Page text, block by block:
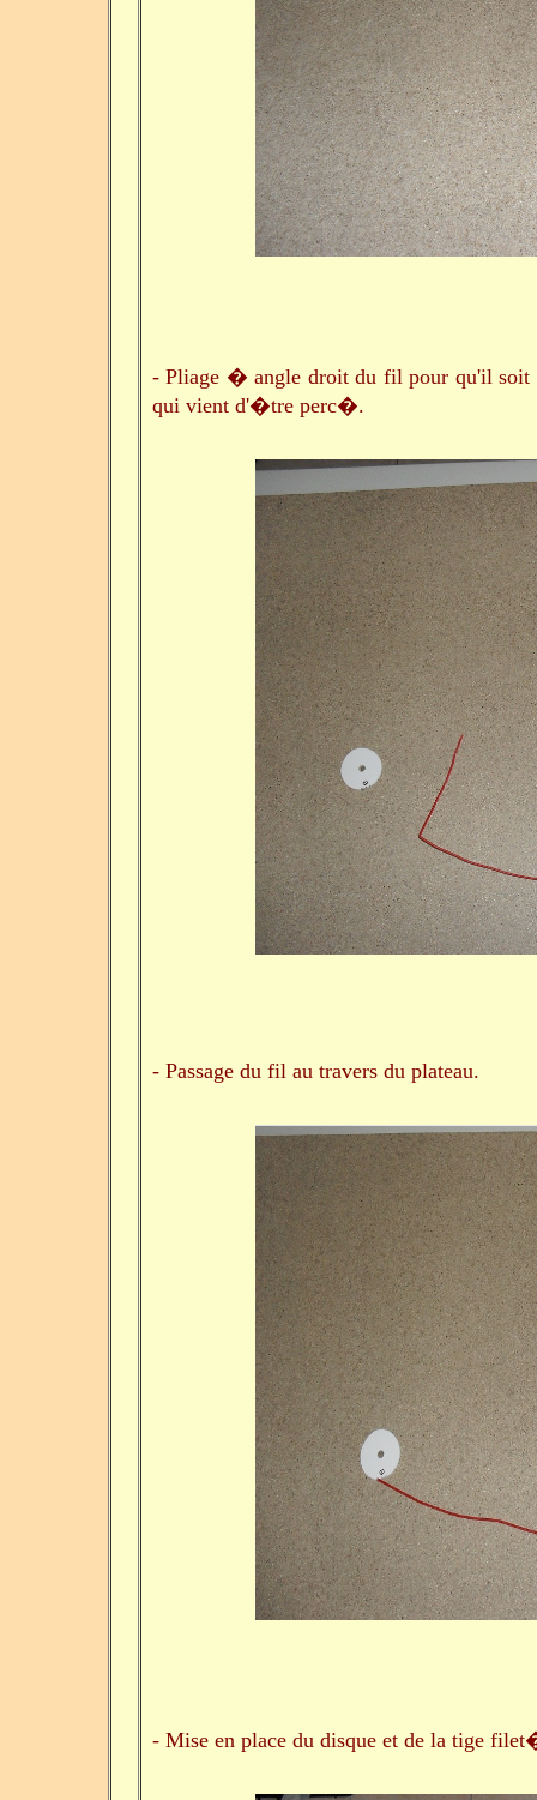
- Pliage � angle droit du fil pour qu'il soit
qui vient d'�tre perc�.
- Passage du fil au travers du plateau.
- Mise en place du disque et de la tige